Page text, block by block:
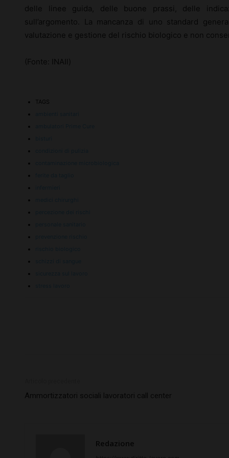
delle linee guida, delle buone prassi, delle
sull’argomento. La mancanza di uno standard
valutazione e gestione del rischio biologico e non
(Fonte: INAIl)
TAGS
Ammortizzatori sociali lavoratori call center
Redazione